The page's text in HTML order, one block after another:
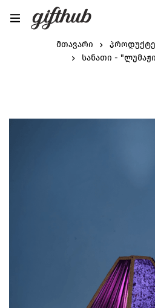
მთავარი
სანათი - "ლუმაჟი